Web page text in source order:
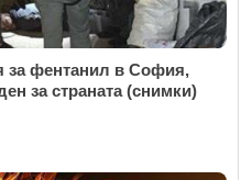
за фентанил в София,
за страната (снимки)